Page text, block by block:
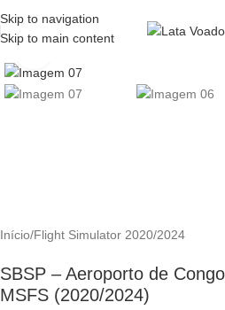
Skip to navigation
Skip to main content
Início/Flight Simulator 2020/2024
SBSP – Aeroporto de
MSFS (2020/2024)